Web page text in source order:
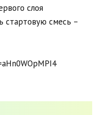
слоя
стартовую смесь –